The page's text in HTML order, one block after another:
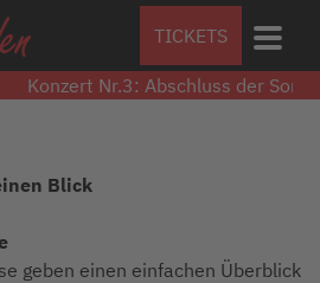
TICKETS
Nr.3: Abschluss der
Blick
geben einen einfachen Überblick